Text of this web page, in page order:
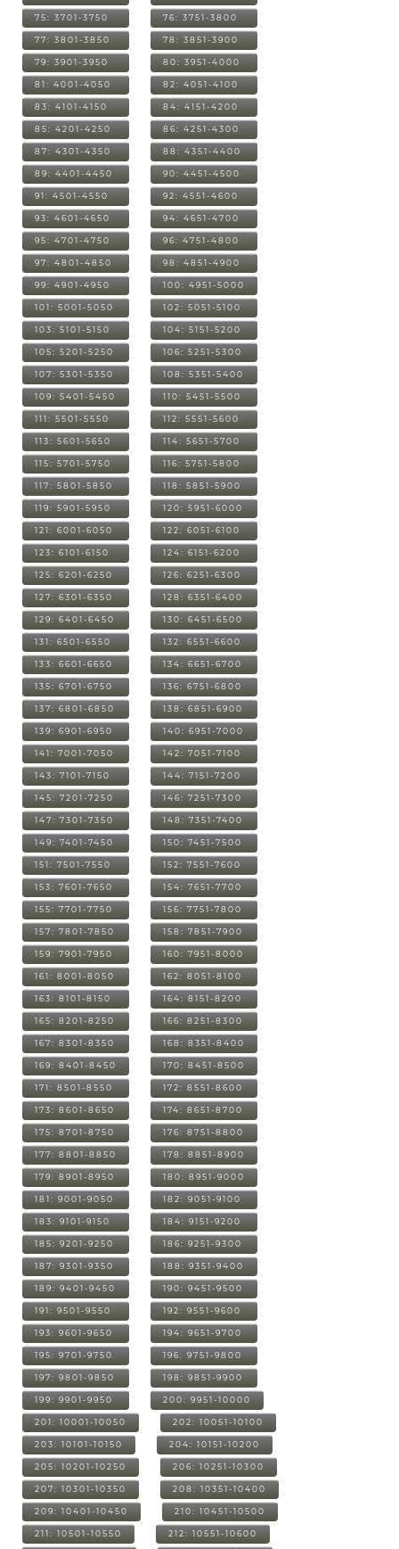
75: 3701-3750 76: 3751-3800
77: 3801-3850 78: 3851-3900
79: 3901-3950 80: 3951-4000
81: 4001-4050 82: 4051-4100
83: 4101-4150 84: 4151-4200
85: 4201-4250 86: 4251-4300
87: 4301-4350 88: 4351-4400
89: 4401-4450 90: 4451-4500
91: 4501-4550 92: 4551-4600
93: 4601-4650 94: 4651-4700
95: 4701-4750 96: 4751-4800
97: 4801-4850 98: 4851-4900
99: 4901-4950 100: 4951-5000
101: 5001-5050 102: 5051-5100
103: 5101-5150 104: 5151-5200
105: 5201-5250 106: 5251-5300
107: 5301-5350 108: 5351-5400
109: 5401-5450 110: 5451-5500
111: 5501-5550 112: 5551-5600
113: 5601-5650 114: 5651-5700
115: 5701-5750 116: 5751-5800
117: 5801-5850 118: 5851-5900
119: 5901-5950 120: 5951-6000
121: 6001-6050 122: 6051-6100
123: 6101-6150 124: 6151-6200
125: 6201-6250 126: 6251-6300
127: 6301-6350 128: 6351-6400
129: 6401-6450 130: 6451-6500
131: 6501-6550 132: 6551-6600
133: 6601-6650 134: 6651-6700
135: 6701-6750 136: 6751-6800
137: 6801-6850 138: 6851-6900
139: 6901-6950 140: 6951-7000
141: 7001-7050 142: 7051-7100
143: 7101-7150 144: 7151-7200
145: 7201-7250 146: 7251-7300
147: 7301-7350 148: 7351-7400
149: 7401-7450 150: 7451-7500
151: 7501-7550 152: 7551-7600
153: 7601-7650 154: 7651-7700
155: 7701-7750 156: 7751-7800
157: 7801-7850 158: 7851-7900
159: 7901-7950 160: 7951-8000
161: 8001-8050 162: 8051-8100
163: 8101-8150 164: 8151-8200
165: 8201-8250 166: 8251-8300
167: 8301-8350 168: 8351-8400
169: 8401-8450 170: 8451-8500
171: 8501-8550 172: 8551-8600
173: 8601-8650 174: 8651-8700
175: 8701-8750 176: 8751-8800
177: 8801-8850 178: 8851-8900
179: 8901-8950 180: 8951-9000
181: 9001-9050 182: 9051-9100
183: 9101-9150 184: 9151-9200
185: 9201-9250 186: 9251-9300
187: 9301-9350 188: 9351-9400
189: 9401-9450 190: 9451-9500
191: 9501-9550 192: 9551-9600
193: 9601-9650 194: 9651-9700
195: 9701-9750 196: 9751-9800
197: 9801-9850 198: 9851-9900
199: 9901-9950 200: 9951-10000
201: 10001-10050 202: 10051-10100
203: 10101-10150 204: 10151-10200
205: 10201-10250 206: 10251-10300
207: 10301-10350 208: 10351-10400
209: 10401-10450 210: 10451-10500
211: 10501-10550 212: 10551-10600